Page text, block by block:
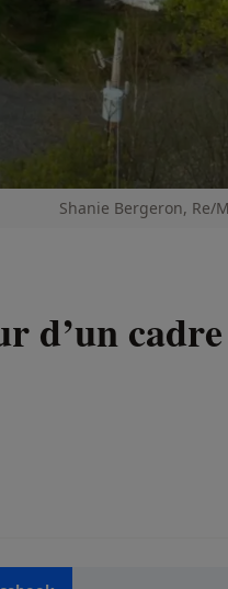
Shanie Bergeron, Re/
d’un cadre